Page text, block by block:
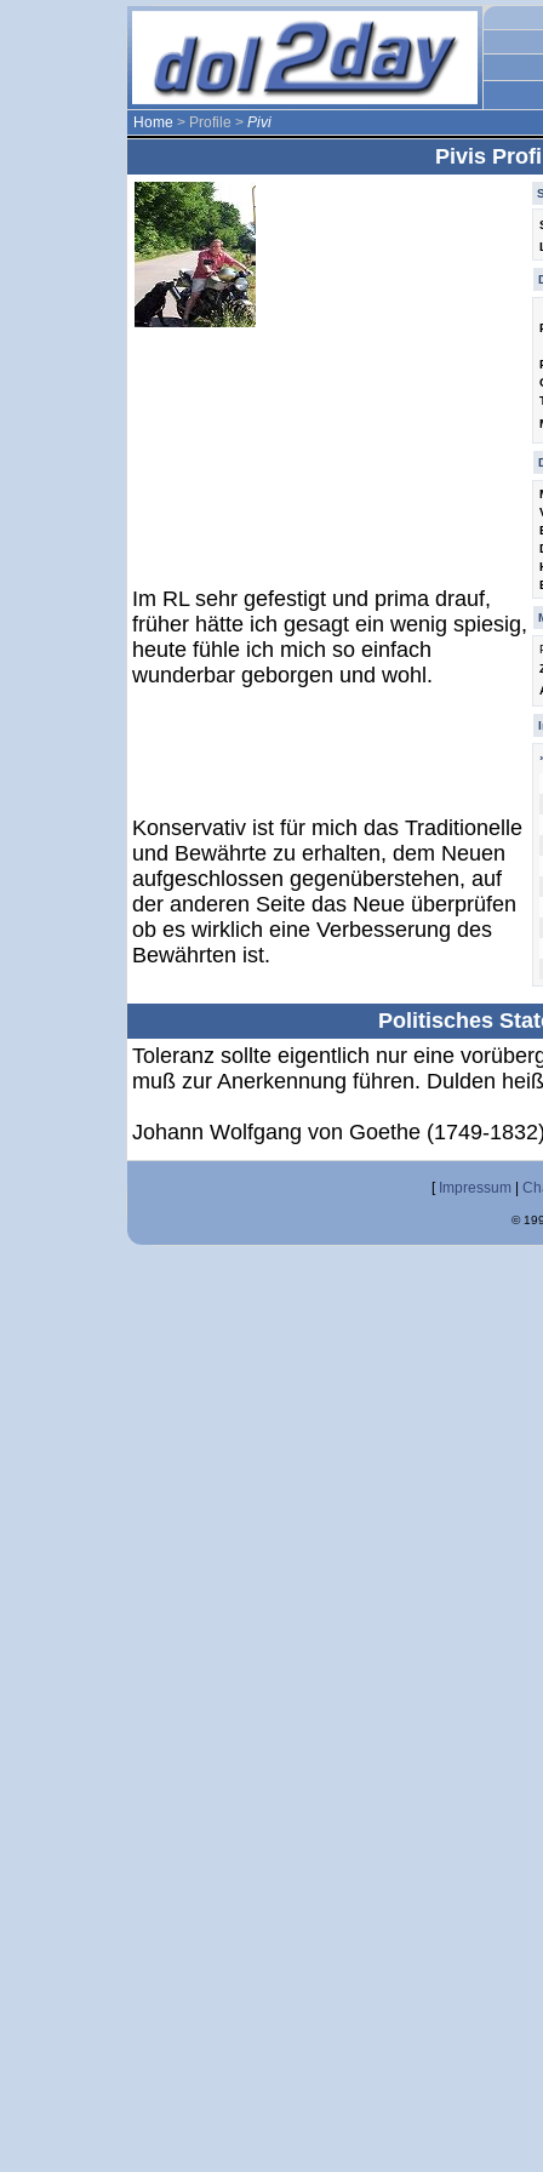
Home > Profile > Pivi
Pivis
Im RL sehr gefestigt und prima drauf,
früher hätte ich gesagt ein wenig spiesig,
heute fühle ich mich so einfach
wunderbar geborgen und wohl.
Konservativ ist für mich das Traditionelle
und Bewährte zu erhalten, dem Neuen
aufgeschlossen gegenüberstehen, auf
der anderen Seite das Neue überprüfen
ob es wirklich eine Verbesserung des
Bewährten ist.
Politisches
Toleranz sollte eigentlich nur eine
muß zur Anerkennung führen. Dulden
Johann Wolfgang von Goethe (1749-
[ Impressum
©